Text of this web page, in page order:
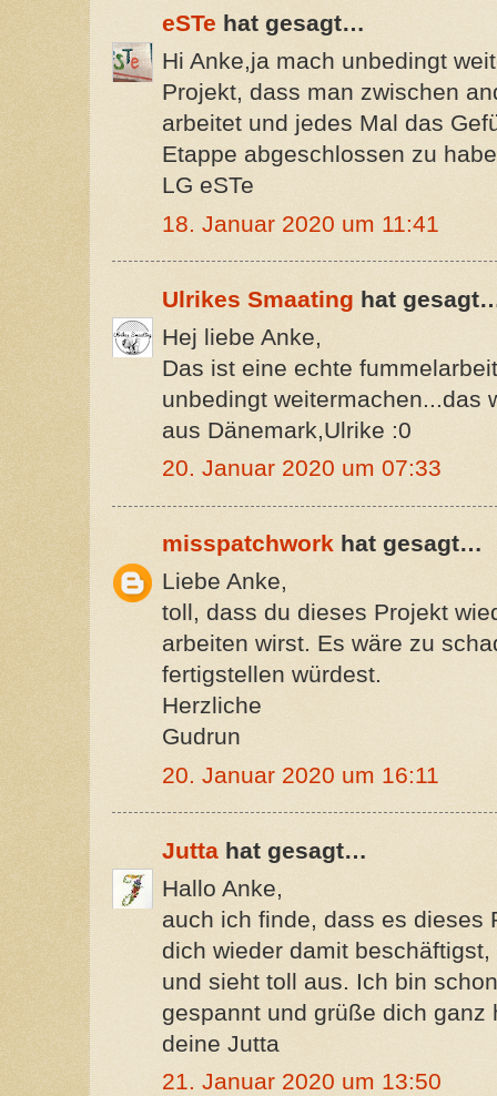
eSTe hat gesagt…
Hi Anke,ja mach unbedingt
Projekt, dass man zwischen
arbeitet und jedes Mal das
Etappe abgeschlossen zu
LG eSTe
18. Januar 2020 um 11:41
Ulrikes Smaating hat
Hej liebe Anke,
Das ist eine echte
unbedingt
aus Dänemark,Ulrike :0
20. Januar 2020 um 07:33
misspatchwork hat gesagt…
Liebe Anke,
toll, dass du dieses Projekt
arbeiten wirst. Es wäre zu
fertigstellen würdest.
Herzliche
Gudrun
20. Januar 2020 um 16:11
Jutta hat gesagt…
Hallo Anke,
auch ich finde, dass es dieses
dich wieder damit
und sieht toll aus. Ich bin
gespannt und grüße dich ganz
deine Jutta
21. Januar 2020 um 13:50